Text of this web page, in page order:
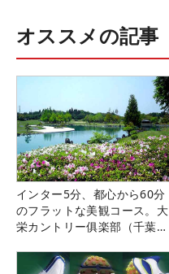
オススメの記事
インター5分、都心から60分
のフラットな美観コース。大
栄カントリー俱楽部（千葉